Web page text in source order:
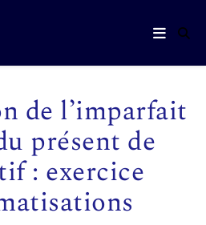
de l’imparfait
présent de
: exercice